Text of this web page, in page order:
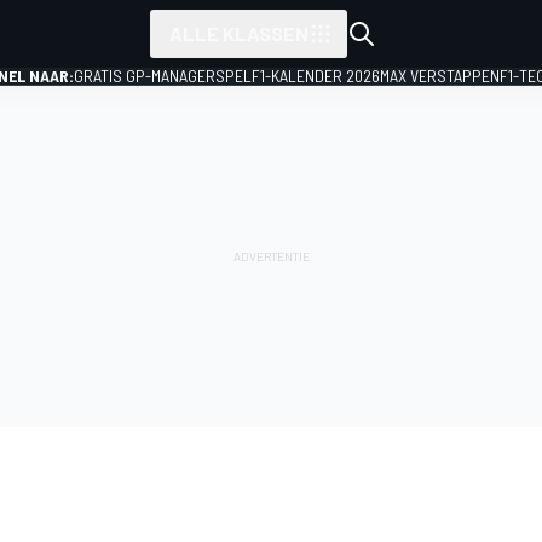
NAAR:GRATIS GP-MANAGERSPEL F1-KALENDER 2026MAX VERSTAPPENF1-